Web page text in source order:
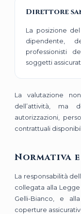
Direttore
La posizione
dipendente,
professionisti
soggetti
La valutazione
dell’attività, ma
autorizzazioni,
contrattuali
Normativa e
La responsabilità
collegata alla
Gelli-Bianco, e
coperture